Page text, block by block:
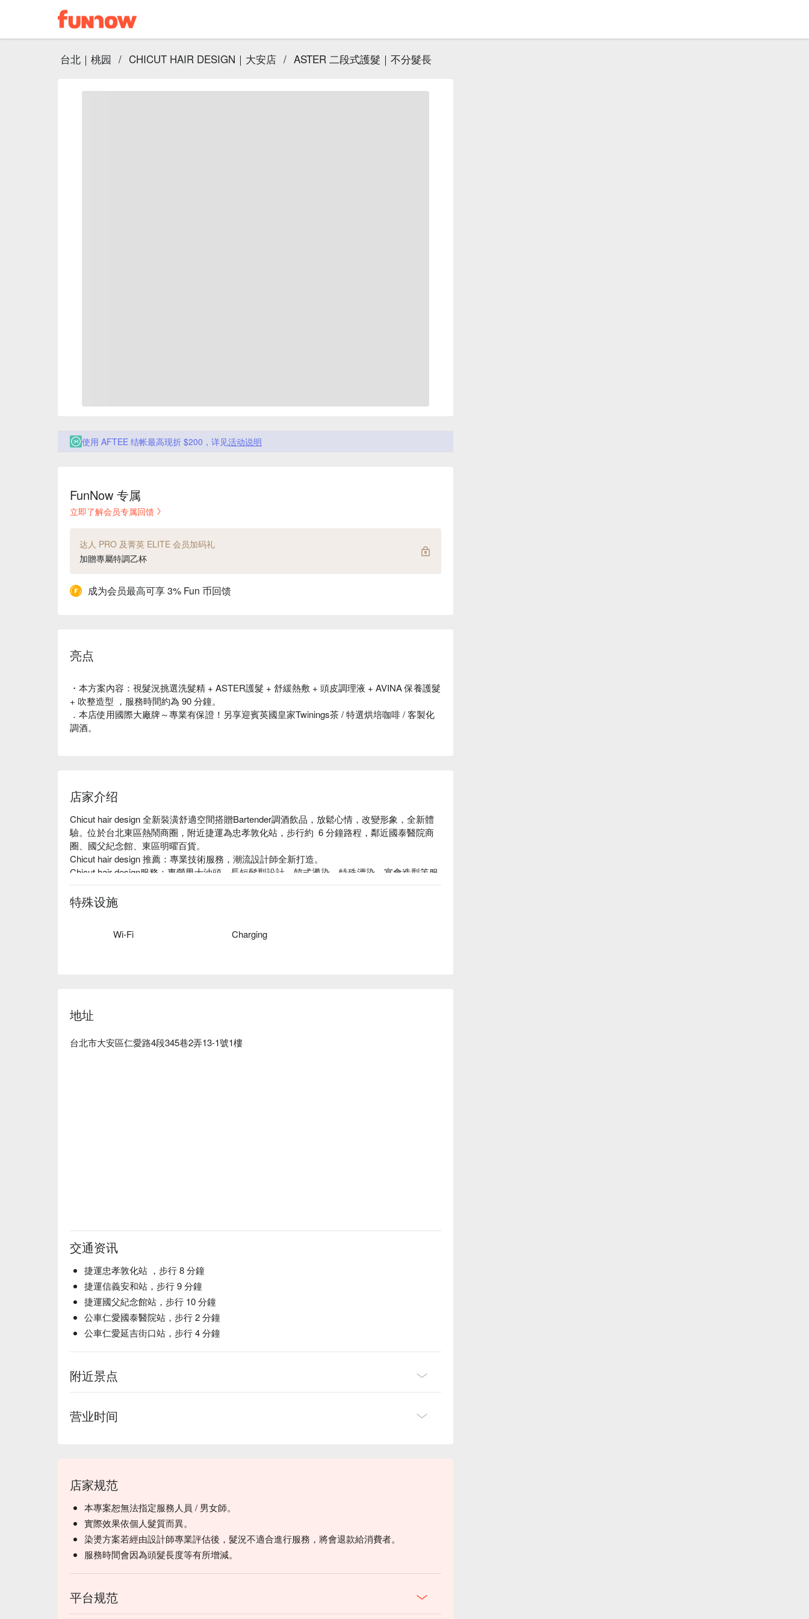
台北｜桃园 / CHICUT HAIR DESIGN｜大安店 / ASTER 二段式護髮｜不分髮長
使用 AFTEE 结帐最高现折 $200，详见活动说明
FunNow 专属
立即了解会员专属回馈
达人 PRO 及菁英 ELITE 会员加码礼
加贈專屬特調乙杯
成为会员最高可享 3% Fun 币回馈
亮点
・本方案內容：視髮況挑選洗髮精 + ASTER護髮 + 舒緩熱敷 + 頭皮調理液 + AVINA 保養護髮
+ 吹整造型 ，服務時間約為 90 分鐘。
．本店使用國際大廠牌～專業有保證！另享迎賓英國皇家Twinings茶 / 特選烘培咖啡 / 客製化
調酒。
店家介绍
Chicut hair design 全新裝潢舒適空間搭贈Bartender調酒飲品，放鬆心情，改變形象，全新體
驗。位於台北東區熱鬧商圈，附近捷運為忠孝敦化站，步行約  6 分鐘路程，鄰近國泰醫院商
圈、國父紀念館、東區明曜百貨。
Chicut hair design 推薦：專業技術服務，潮流設計師全新打造。
Chicut hair design服務：專營男士油頭、長短髮型設計、韓式燙染、特殊漂染、宴會造型等服
務。
Chicut hair design評價：Google五星高評價沙龍。
Chicut hair design預約、Chicut hair design價格立刻查看⬇︎
特殊设施
Wi-Fi Charging
地址
台北市大安區仁愛路4段345巷2弄13-1號1樓
交通资讯
捷運忠孝敦化站 ，步行 8 分鐘
捷運信義安和站，步行 9 分鐘
捷運國父紀念館站，步行 10 分鐘
公車仁愛國泰醫院站，步行 2 分鐘
公車仁愛延吉街口站，步行 4 分鐘
附近景点
营业时间
店家规范
本專案恕無法指定服務人員 / 男女師。
實際效果依個人髮質而異。
染燙方案若經由設計師專業評估後，髮況不適合進行服務，將會退款給消費者。
服務時間會因為頭髮長度等有所增減。
平台规范